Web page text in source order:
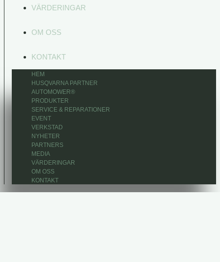
VÄRDERINGAR
OM OSS
KONTAKT
HEM
HUSQVARNA PARTNER
AUTOMOWER®
PRODUKTER
SERVICE & REPARATIONER
EVENT
VERKSTAD
NYHETER
PARTNERS
MEDIA
VÄRDERINGAR
OM OSS
KONTAKT